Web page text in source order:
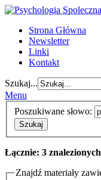
Strona Główna
Newsletter
Linki
Kontakt
Szukaj...
Menu
Poszukiwane słowo:
Szukaj
Łącznie: 3
Znajdź materiały